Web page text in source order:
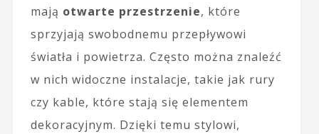
mają otwarte przestrzenie, które
sprzyjają swobodnemu przepływowi
światła i powietrza. Często można znaleźć
w nich widoczne instalacje, takie jak rury
czy kable, które stają się elementem
dekoracyjnym. Dzięki temu stylowi,